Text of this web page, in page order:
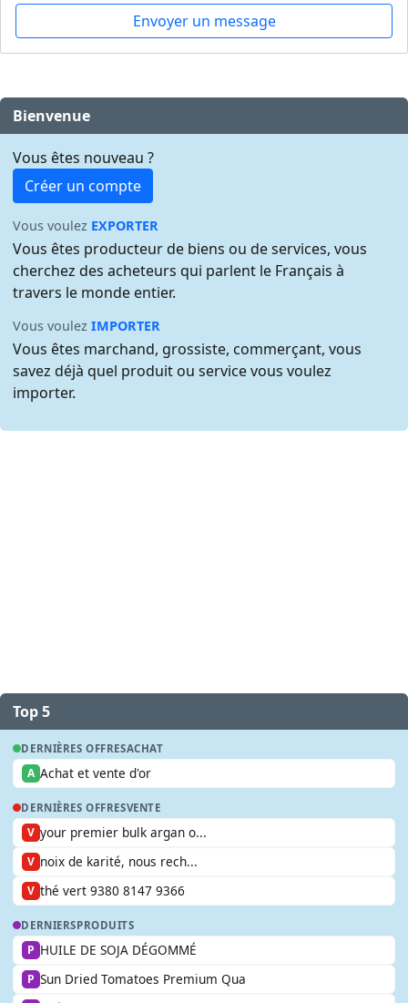
Envoyer un message
Bienvenue
Vous êtes nouveau ?
Créer un compte
Vous voulez EXPORTER
Vous êtes producteur de biens ou de services, vous
cherchez des acheteurs qui parlent le Français à
travers le monde entier.
Vous voulezIMPORTER
Vous êtes marchand, grossiste, commerçant, vous
savez déjà quel produit ou service vous voulez
importer.
Top 5
DERNIÈRES OFFRESACHAT
A Achat et vente d'or
DERNIÈRES OFFRESVENTE
V your premier bulk argan o...
V noix de karité, nous rech...
V thé vert 9380 8147 9366
DERNIERSPRODUITS
P HUILE DE SOJA DÉGOMMÉ
P Sun Dried Tomatoes Premium Qua